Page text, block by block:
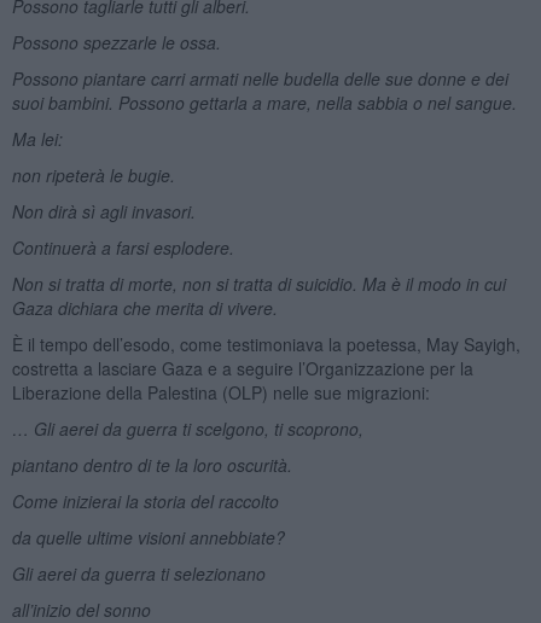
Possono tagliarle tutti gli alberi.
Possono spezzarle le ossa.
Possono piantare carri armati nelle budella delle sue donne e dei
suoi bambini. Possono gettarla a mare, nella sabbia o nel sangue.
Ma lei:
non ripeterà le bugie.
Non dirà sì agli invasori.
Continuerà a farsi esplodere.
Non si tratta di morte, non si tratta di suicidio. Ma è il modo in cui
Gaza dichiara che merita di vivere.
È il tempo dell’esodo, come testimoniava la poetessa, May Sayigh,
costretta a lasciare Gaza e a seguire l’Organizzazione per la
Liberazione della Palestina (OLP) nelle sue migrazioni:
… Gli aerei da guerra ti scelgono, ti scoprono,
piantano dentro di te la loro oscurità.
Come inizierai la storia del raccolto
da quelle ultime visioni annebbiate?
Gli aerei da guerra ti selezionano
all’inizio del sonno